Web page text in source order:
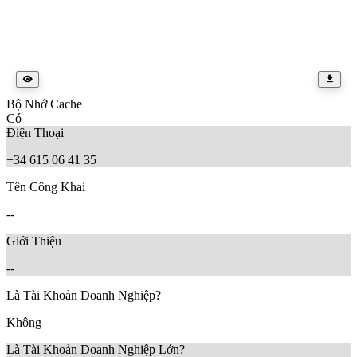
Bộ Nhớ Cache
Có
Điện Thoại
+34 615 06 41 35
Tên Công Khai
--
Giới Thiệu
--
Là Tài Khoản Doanh Nghiệp?
Không
Là Tài Khoản Doanh Nghiệp Lớn?